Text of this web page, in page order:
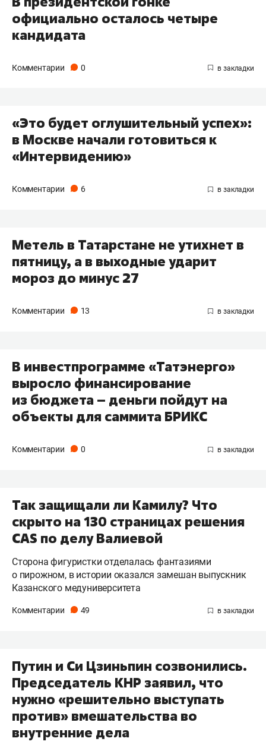
официально осталось четыре
кандидата
Комментарии 0
«Это будет оглушительный успех»:
в Москве начали готовиться к
«Интервидению»
Комментарии 6
Метель в Татарстане не утихнет в
пятницу, а в выходные ударит
мороз до минус 27
Комментарии 13
В инвестпрограмме «Татэнерго»
выросло финансирование
из бюджета – деньги пойдут на
объекты для саммита БРИКС
Комментарии 0
Так защищали ли Камилу? Что
скрыто на 130 страницах решения
CAS по делу Валиевой
Сторона фигуристки отделалась фантазиями
о пирожном, в истории оказался замешан выпускник
Казанского медуниверситета
Комментарии 49
Путин и Си Цзиньпин созвонились.
Председатель КНР заявил, что
нужно «решительно выступать
против» вмешательства во
внутренние дела